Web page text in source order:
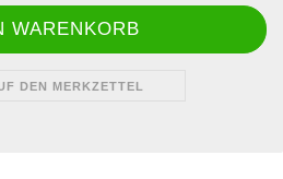
DEN MERKZETTEL